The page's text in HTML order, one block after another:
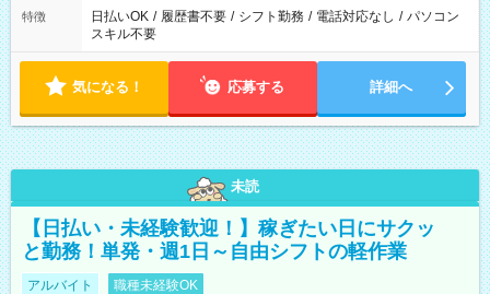
特徴 日払いOK / 履歴書不要 / シフト勤務 / 電話対応なし / パソコン
スキル不要
気になる！ 応募する 詳細へ
未読
【日払い・未経験歓迎！】稼ぎたい日にサクッ
と勤務！単発・週1日～自由シフトの軽作業
アルバイト 職種未経験OK